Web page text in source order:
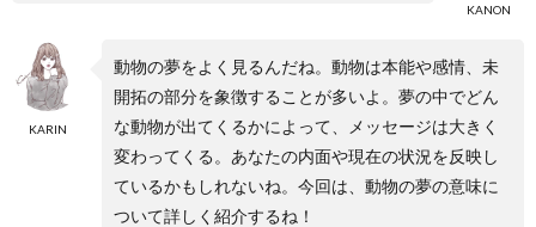
KANON
KARIN
動物の夢をよく見るんだね。動物は本能や感情、未
開拓の部分を象徴することが多いよ。夢の中でどん
な動物が出てくるかによって、メッセージは大きく
変わってくる。あなたの内面や現在の状況を反映し
ているかもしれないね。今回は、動物の夢の意味に
ついて詳しく紹介するね！